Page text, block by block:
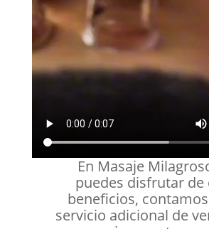
En Masaje
puedes disfrutar de
beneficios,
servicio adicional de